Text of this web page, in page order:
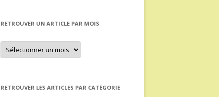
RETROUVER UN ARTICLE PAR MOIS
Retrouver
un
article
RETROUVER LES ARTICLES PAR CATÉGORIE